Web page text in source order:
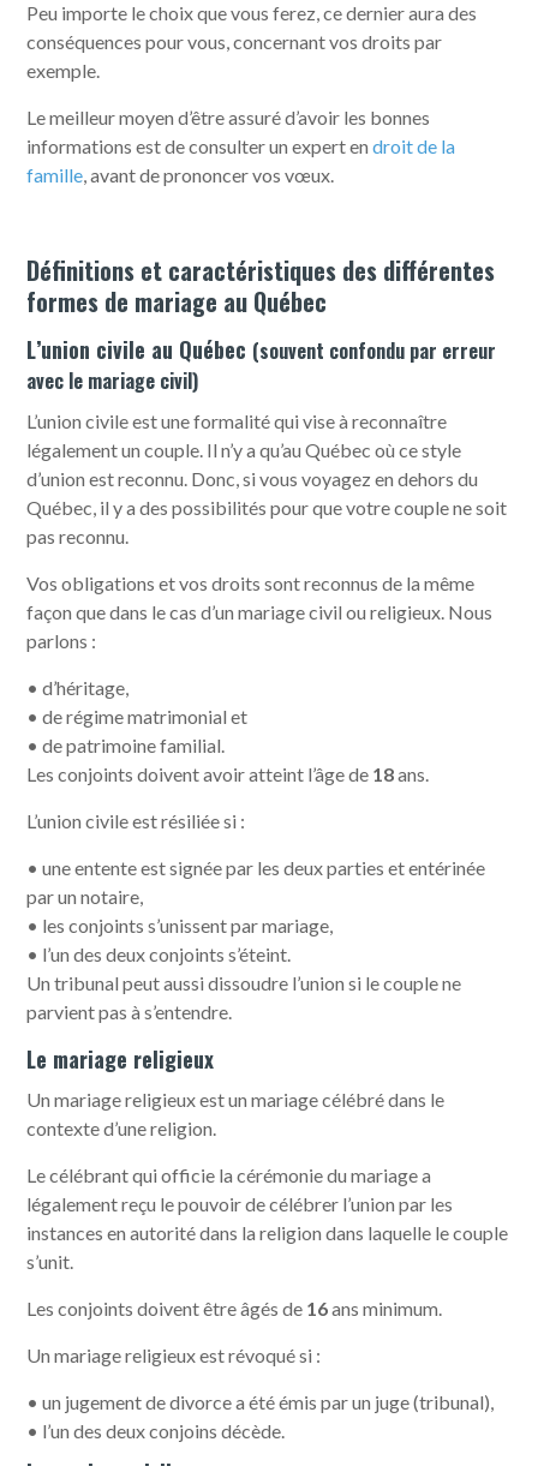
Peu importe le choix que vous ferez, ce dernier aura des
conséquences pour vous, concernant vos droits par
exemple.
Le meilleur moyen d’être assuré d’avoir les bonnes
informations est de consulter un expert endroit de la
famille, avant de prononcer vos vœux.
Définitions et caractéristiques des différentes
formes de mariage au Québec
L’union civile au Québec (souvent confondu par erreur
avec le mariage civil)
L’union civile est une formalité qui vise à reconnaître
légalement un couple. Il n’y a qu’au Québec où ce style
d’union est reconnu. Donc, si vous voyagez en dehors du
Québec, il y a des possibilités pour que votre couple ne soit
pas reconnu.
Vos obligations et vos droits sont reconnus de la même
façon que dans le cas d’un mariage civil ou religieux. Nous
parlons :
• d’héritage,
• de régime matrimonial et
• de patrimoine familial.
Les conjoints doivent avoir atteint l’âge de 18ans.
L’union civile est résiliée si :
• une entente est signée par les deux parties et entérinée
par un notaire,
• les conjoints s’unissent par mariage,
• l’un des deux conjoints s’éteint.
Un tribunal peut aussi dissoudre l’union si le couple ne
parvient pas à s’entendre.
Le mariage religieux
Un mariage religieux est un mariage célébré dans le
contexte d’une religion.
Le célébrant qui officie la cérémonie du mariage a
légalement reçu le pouvoir de célébrer l’union par les
instances en autorité dans la religion dans laquelle le couple
s’unit.
Les conjoints doivent être âgés de 16ans minimum.
Un mariage religieux est révoqué si :
• un jugement de divorce a été émis par un juge (tribunal),
• l’un des deux conjoins décède.